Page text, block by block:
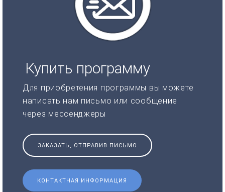
Купить программу
Для приобретения программы вы можете
написать нам письмо или сообщение
через мессенджеры
ЗАКАЗАТЬ, ОТПРАВИВ ПИСЬМО
КОНТАКТНАЯ ИНФОРМАЦИЯ